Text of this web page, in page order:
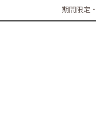
期間限定・